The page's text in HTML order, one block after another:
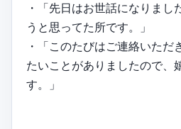
・「先日はお世話になりまし
うと思ってた所です。」
・「このたびはご連絡いただ
たいことがありましたので、
す。」